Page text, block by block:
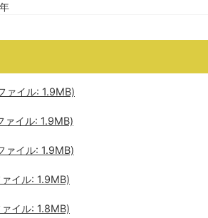
ァイル: 1.9MB)
イル: 1.9MB)
ァイル: 1.9MB)
イル: 1.9MB)
イル: 1.8MB)